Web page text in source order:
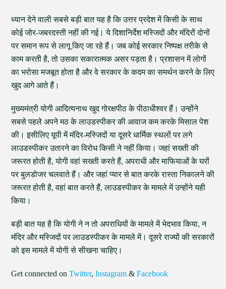
ध्यान देने वाली सबसे बड़ी बात यह है कि उत्तर प्रदेश में किसी के साथ
कोई जोर-जबरदस्ती नहीं की गई। ये दिशानिर्देश मस्जिदों और मंदिरों दोनों
पर समान रूप से लागू किए जा रहे हैं। जब कोई सरकार निष्पक्ष तरीके से
काम करती है, तो उसका सकारात्मक असर पड़ता है। प्रशासन में लोगों
का भरोसा मजबूत होता है और वे सरकार के कदम का समर्थन करने के लिए
खुद आगे आते हैं।
मुख्यमंत्री योगी आदित्यनाथ खुद गोरक्षपीठ के पीठाधीश्वर हैं। उन्होंने
सबसे पहले अपने मठ के लाउडस्पीकर की आवाज कम करके मिसाल पेश
की। इसीलिए यूपी में मंदिर-मस्जिदों या दूसरे धार्मिक स्थलों पर लगे
लाउडस्पीकर उतारने का विरोध किसी ने नहीं किया। जहां सख्ती की
जरूरत होती है, योगी वहां सख्ती करते हैं, अपराधी और माफियाओं के घरों
पर बुलडोजर चलवाते हैं। और जहां प्यार से बात करके रास्ता निकालने की
जरूरत होती है, वहां बात करते हैं, लाउडस्पीकर के मामले में उन्होंने यही
किया।
बड़ी बात यह है कि योगी ने न तो अपराधियों के मामले में भेदभाव किया, न
मंदिर और मस्जिदों पर लाउडस्पीकर के मामले में। दूसरे राज्यों की सरकारों
को इस मामले में योगी से सीखना चाहिए।
Get connected onTwitter,Instagram &Facebook